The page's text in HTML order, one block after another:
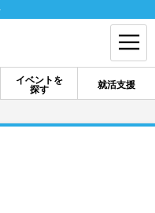
イベントを
探す
就活支援
ログイン